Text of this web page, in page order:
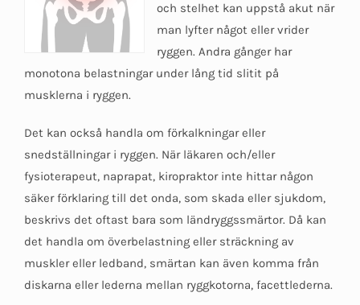
och stelhet kan uppstå akut när
man lyfter något eller vrider
ryggen. Andra gånger har
monotona belastningar under lång tid slitit på
musklerna i ryggen.
Det kan också handla om förkalkningar eller
snedställningar i ryggen. När läkaren och/eller
fysioterapeut, naprapat, kiropraktor inte hittar någon
säker förklaring till det onda, som skada eller sjukdom,
beskrivs det oftast bara som ländryggssmärtor. Då kan
det handla om överbelastning eller sträckning av
muskler eller ledband, smärtan kan även komma från
diskarna eller lederna mellan ryggkotorna, facettlederna.